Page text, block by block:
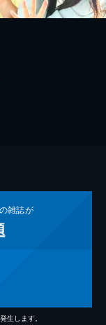
雑誌が
生します。